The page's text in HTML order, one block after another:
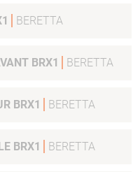
BERETTA
BRX1 BERETTA
BRX1 BERETTA
BRX1 BERETTA